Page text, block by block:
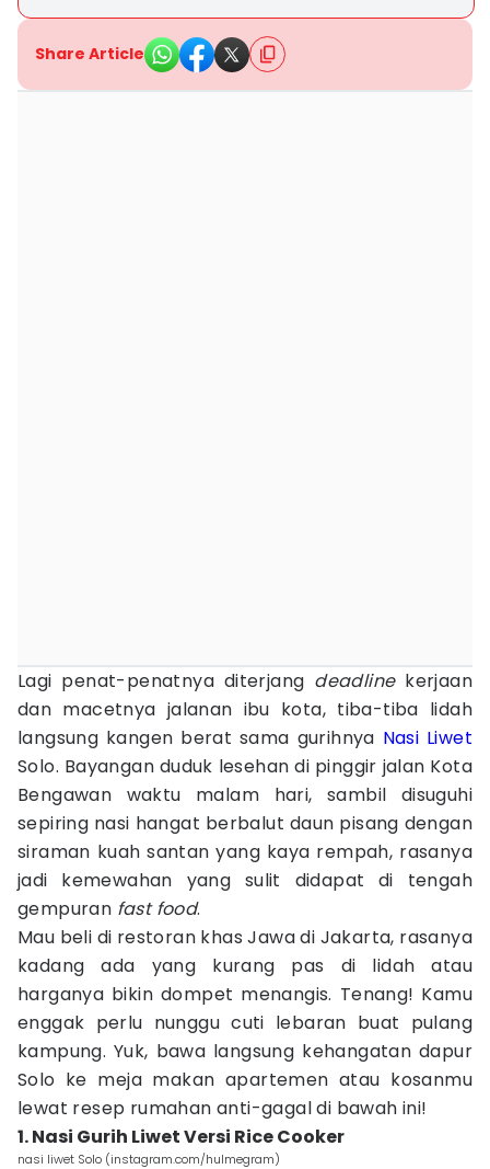
Share Article
Lagi penat-penatnya diterjang deadlinekerjaan
dan macetnya jalanan ibu kota, tiba-tiba lidah
langsung kangen berat sama gurihnya Nasi Liwet
Solo. Bayangan duduk lesehan di pinggir jalan Kota
Bengawan waktu malam hari, sambil disuguhi
sepiring nasi hangat berbalut daun pisang dengan
siraman kuah santan yang kaya rempah, rasanya
jadi kemewahan yang sulit didapat di tengah
gempuran fast food.
Mau beli di restoran khas Jawa di Jakarta, rasanya
kadang ada yang kurang pas di lidah atau
harganya bikin dompet menangis. Tenang! Kamu
enggak perlu nunggu cuti lebaran buat pulang
kampung. Yuk, bawa langsung kehangatan dapur
Solo ke meja makan apartemen atau kosanmu
lewat resep rumahan anti-gagal di bawah ini!
1. Nasi Gurih Liwet Versi Rice Cooker
nasi liwet Solo (instagram.com/hulmegram)